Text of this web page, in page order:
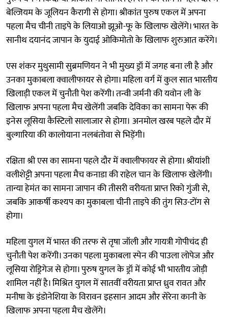
बेल्जियम के जूलियन कैरागी से होगा। श्रीकांत पुरुष एकल में अपना
पहला मैच चीनी ताइपे के लियाओ झूओ-फू के खिलाफ खेलेंगे। भारत के
सानीथ दयानंद जापान के युदाई ओकिमोतो के खिलाफ शुरुआत करेंगे।
एस शंकर मुथुसामी सुब्रमणियन ने भी मुख्य ड्रॉ में जगह बना ली है और
उनका मुकाबला क्वालीफायर से होगा। महिला वर्ग में कुल सात भारतीय
खिलाड़ी एकल में चुनौती पेश करेंगी। तन्वी जर्मनी की यवोन ली के
खिलाफ अपना पहला मैच खेलेंगी जबकि देविका का सामना पेरू की
इनेस लूसिया कैस्टिलो सालाजार से होगा। अनमोल खरब पहले दौर में
बुल्गारिया की कालोयाना नलबंतोवा से भिड़ेंगी।
रक्षिता श्री एस का सामना पहले दौर में क्वालीफायर से होगा। श्रीयांशी
वलीशेट्टी अपना पहला मैच कनाडा की राहेल चान के खिलाफ खेलेंगी।
तान्या हेमंत का सामना जापान की तीसरी वरीयता प्राप्त रिको गुंजी से,
जबकि आकर्षी कश्यप का मुकाबला चीनी ताइपे की तुंग सिउ-टोंग से
होगा।
महिला युगल में भारत की तरफ से तृषा जॉली और गायत्री गोपीचंद ही
चुनौती पेश करेंगी। उनका पहला मुकाबला स्पेन की पाउला लोपेज और
लूसिया रोड्रिगेज से होगा। पुरुष युगल के ड्रॉ में कोई भी भारतीय जोड़ी
शामिल नहीं है। मिश्रित युगल में सातवीं वरीयता प्राप्त ध्रुव रावत और
मनीषा के इंडोनेशिया के विरावन इहसान आदम और सेरेना कानी के
खिलाफ अपना पहला मैच खेलेंगे।